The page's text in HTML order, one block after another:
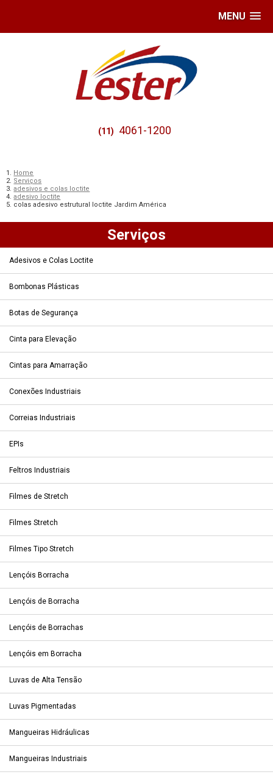
MENU
(11) 4061-1200
Home
Serviços
adesivos e colas loctite
adesivo loctite
colas adesivo estrutural loctite Jardim América
Serviços
Adesivos e Colas Loctite
Bombonas Plásticas
Botas de Segurança
Cinta para Elevação
Cintas para Amarração
Conexões Industriais
Correias Industriais
EPIs
Feltros Industriais
Filmes de Stretch
Filmes Stretch
Filmes Tipo Stretch
Lençóis Borracha
Lençóis de Borracha
Lençóis de Borrachas
Lençóis em Borracha
Luvas de Alta Tensão
Luvas Pigmentadas
Mangueiras Hidráulicas
Mangueiras Industriais